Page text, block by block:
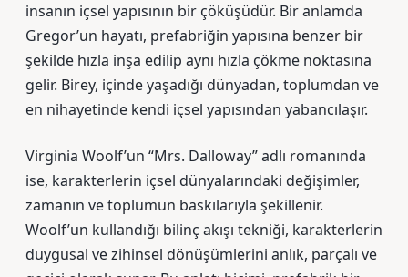
insanın içsel yapısının bir çöküşüdür. Bir anlamda
Gregor’un hayatı, prefabriğin yapısına benzer bir
şekilde hızla inşa edilip aynı hızla çökme noktasına
gelir. Birey, içinde yaşadığı dünyadan, toplumdan ve
en nihayetinde kendi içsel yapısından yabancılaşır.
Virginia Woolf’un “Mrs. Dalloway” adlı romanında
ise, karakterlerin içsel dünyalarındaki değişimler,
zamanın ve toplumun baskılarıyla şekillenir.
Woolf’un kullandığı bilinç akışı tekniği, karakterlerin
duygusal ve zihinsel dönüşümlerini anlık, parçalı ve